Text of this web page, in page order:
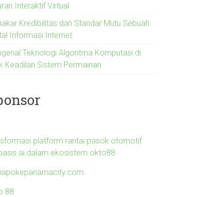
Interaktif Virtual
Kredibilitas dan Standar Mutu Sebuah
Informasi Internet
Teknologi Algoritma Komputasi di
Keadilan Sistem Permainan
platform rantai pasok otomotif
ai dalam ekosistem okto88
88